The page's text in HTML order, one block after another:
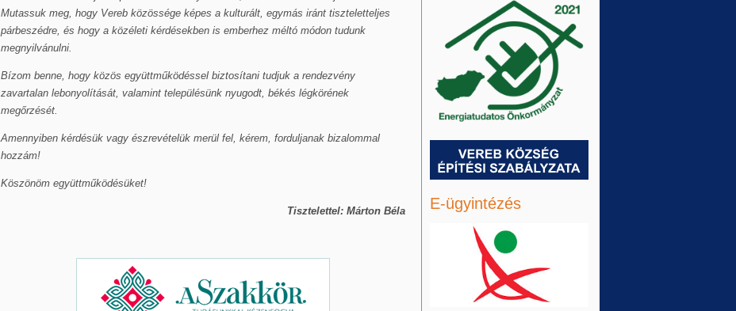
Mutassuk meg, hogy Vereb közössége képes a kulturált, egymás iránt tiszteletteljes
párbeszédre, és hogy a közéleti kérdésekben is emberhez méltó módon tudunk
megnyilvánulni.
Bízom benne, hogy közös együttműködéssel biztosítani tudjuk a rendezvény
zavartalan lebonyolítását, valamint településünk nyugodt, békés légkörének
megőrzését.
Amennyiben kérdésük vagy észrevételük merül fel, kérem, forduljanak bizalommal
hozzám!
Köszönöm együttműködésüket!
Tisztelettel: Márton Béla E-ügyintézés